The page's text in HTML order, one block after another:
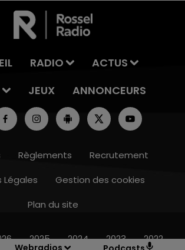
Webradios
RADIO
ACTUS
JEUX ANNONCEURS
Règlements
Recrutement
Légales
Gestion des cookies
Plan du site
2025 2024 2023 2022